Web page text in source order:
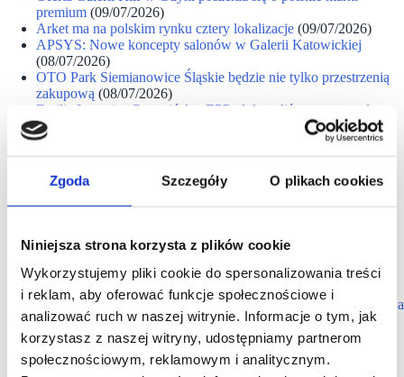
Zgoda Szczegóły O plikach cookies
Niniejsza strona korzysta z plików cookie
Wykorzystujemy pliki cookie do spersonalizowania treści
i reklam, aby oferować funkcje społecznościowe i
analizować ruch w naszej witrynie. Informacje o tym, jak
korzystasz z naszej witryny, udostępniamy partnerom
społecznościowym, reklamowym i analitycznym.
premium (09/07/2026)
Arket ma na polskim rynku cztery lokalizacje (09/07/2026)
APSYS: Nowe koncepty salonów w Galerii Katowickiej
(08/07/2026)
OTO Park Siemianowice Śląskie będzie nie tylko przestrzenią
zakupową (08/07/2026)
Emilia Iwanciw-Czerwińska, EPP: dokonaliśmy metamorfozy
otoczenia Galerii Solnej
Coraz gęściej na M Parkowej mapie - M Park Krotoszyn
dołącza do portfela LCP Poland (08/07/2026)
Żabka stawia na mobilne formaty sezonowe (08/07/2026)
Enata Bread umacnia pozycję na stołecznym rynku
(08/07/2026)
Znamy lokalizację dziesiątego LEGO® Store w Polsce
(08/07/2026)
[WYWIAD] Michał Masztakowski, C&W: część projektów
zniknie z rynku
(08/07/2026)
EPP: trzy nowe marki dołączyły do najemców M1 Częstochowa
(07/07/2026)
NEPI Rockcastle: więcej inspiracji dla domu w Bonarce
(07/07/2026)
Redkom Development: McDonald's otworzył restaurację w